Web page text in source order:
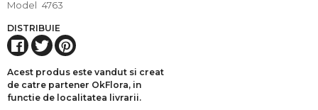
Model 4763
DISTRIBUIE
Acest produs este vandut si creat
de catre partener OkFlora, in
functie de localitatea livrarii.